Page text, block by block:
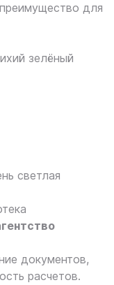
для
зелёный
светлая
документов,
расчетов.